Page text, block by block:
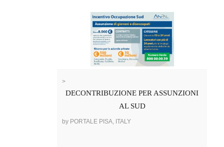
>
DECONTRIBUZIONE PER ASSUNZIONI
AL SUD
by PORTALE PISA, ITALY